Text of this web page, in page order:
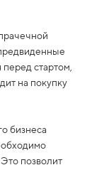
стартом,
на покупку
бизнеса
позволит